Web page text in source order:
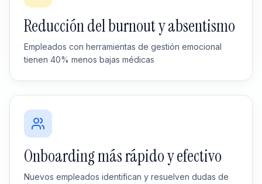
Reducción del burnout y absentismo
Empleados con herramientas de gestión emocional
tienen 40% menos bajas médicas
Onboarding más rápido y efectivo
Nuevos empleados identifican y resuelven dudas de